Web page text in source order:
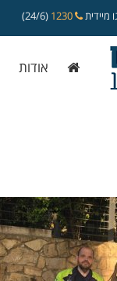
מיידית (24/6)
אודות